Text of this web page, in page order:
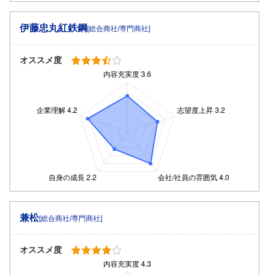
伊藤忠丸紅鉄鋼[総合商社/専門商社]
オススメ度
兼松[総合商社/専門商社]
オススメ度